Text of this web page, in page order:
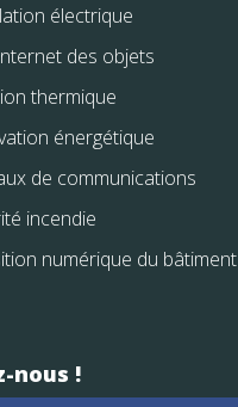
électrique
des objets
thermique
énergétique
de communications
incendie
numérique du bâtiment
nous !